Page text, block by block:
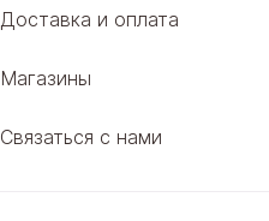
Доставка и оплата
Магазины
Связаться с нами